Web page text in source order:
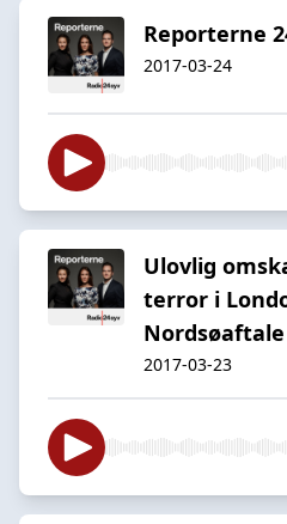
Reporterne
2017-03-24
Ulovlig
terror i
Nordsøaftale
2017-03-23